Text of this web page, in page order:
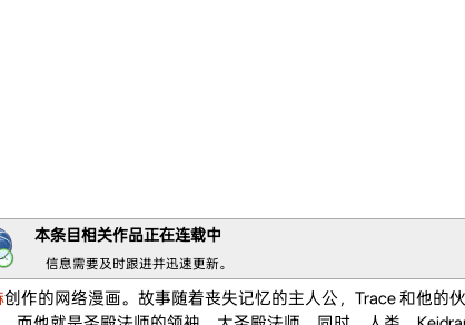
本条目相关作品正在连载中
信息需要及时跟进并迅速更新。
创作的网络漫画。故事随着丧失记忆的主人公，Trace 和他的